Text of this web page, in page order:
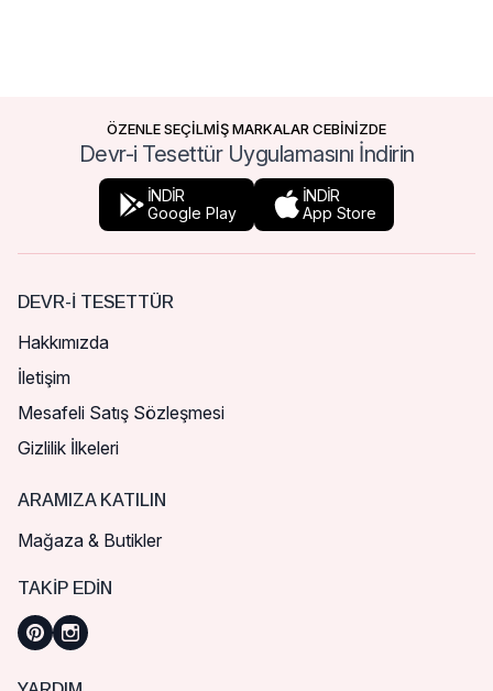
ÖZENLE SEÇİLMİŞ MARKALAR CEBİNİZDE
Devr-i Tesettür Uygulamasını İndirin
İNDİR
Google Play
İNDİR
App Store
DEVR-I TESETTÜR
Hakkımızda
İletişim
Mesafeli Satış Sözleşmesi
Gizlilik İlkeleri
ARAMIZA KATILIN
Mağaza & Butikler
TAKIP EDIN